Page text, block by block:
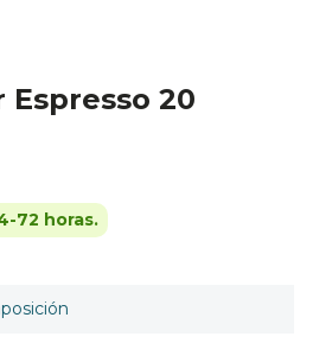
Espresso 20
72 horas.